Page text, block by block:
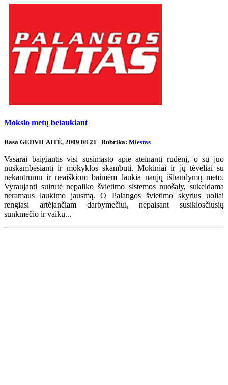
Mokslo metų belaukiant
Rasa GEDVILAITĖ, 2009 08 21 | Rubrika: Miestas
Vasarai baigiantis visi susimąsto apie ateinantį rudenį, o su juo
nuskambėsiantį ir mokyklos skambutį. Mokiniai ir jų tėveliai su
nekantrumu ir neaiškiom baimėm laukia naujų išbandymų meto.
Vyraujanti suirutė nepaliko švietimo sistemos nuošaly, sukeldama
neramaus laukimo jausmą. O Palangos švietimo skyrius uoliai
rengiasi artėjančiam darbymečiui, nepaisant susiklosčiusių
sunkmečio ir vaikų...